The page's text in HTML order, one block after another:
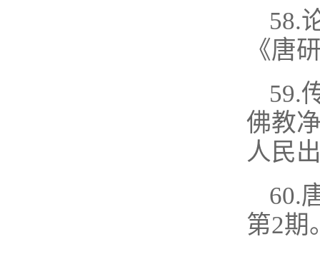
58.
《唐
59.
佛教
人民
60.
第2期